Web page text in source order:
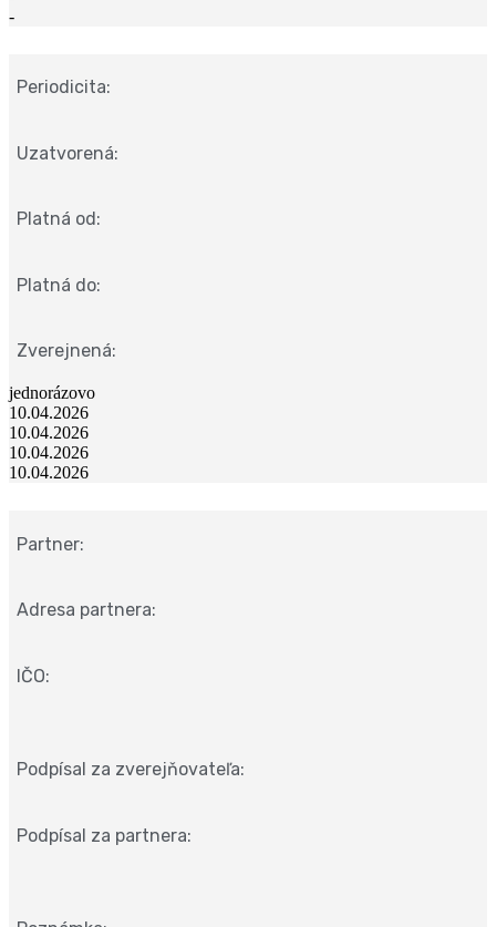
-
Periodicita:
Uzatvorená:
Platná od:
Platná do:
Zverejnená:
jednorázovo
10.04.2026
10.04.2026
10.04.2026
10.04.2026
Partner:
Adresa partnera:
IČO:
Podpísal za zverejňovateľa:
Podpísal za partnera: